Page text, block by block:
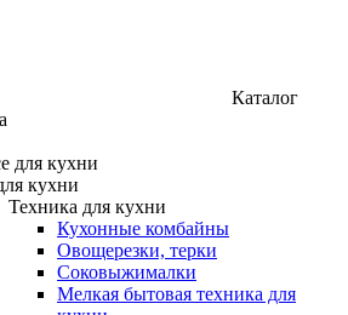
Каталог
кухни
Техника для кухни
Кухонные комбайны
Овощерезки, терки
Соковыжималки
Мелкая бытовая техника для